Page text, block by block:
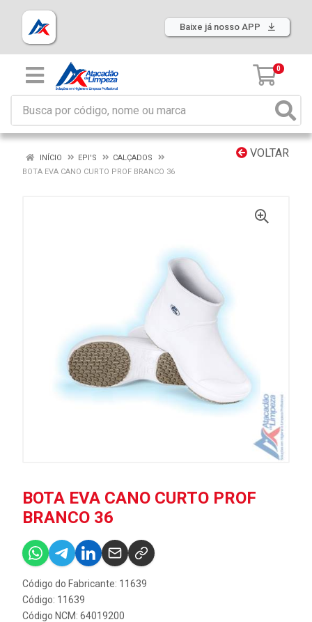
Baixe já nosso APP
0
VOLTAR
INÍCIO EPI'S
CALÇADOS
BOTA EVA CANO CURTO PROF BRANCO 36
BOTA EVA CANO CURTO PROF
BRANCO 36
Código do Fabricante: 11639
Código: 11639
Código NCM: 64019200